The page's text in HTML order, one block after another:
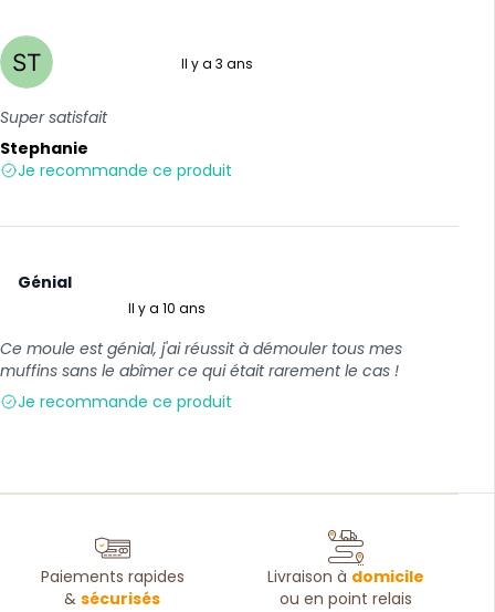
Il y a 3 ans
Super satisfait
Stephanie
Je recommande ce produit
Génial
Il y a 10 ans
Ce moule est génial, j'ai réussit à démouler tous mes
muffins sans le abîmer ce qui était rarement le cas !
Je recommande ce produit
Paiements rapides
&sécurisés
Livraison à domicile
ou en point relais